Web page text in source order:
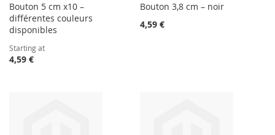
Bouton 5 cm x10 –
différentes couleurs
disponibles
Starting at
4,59 €
Bouton 3,8 cm – noir
4,59 €